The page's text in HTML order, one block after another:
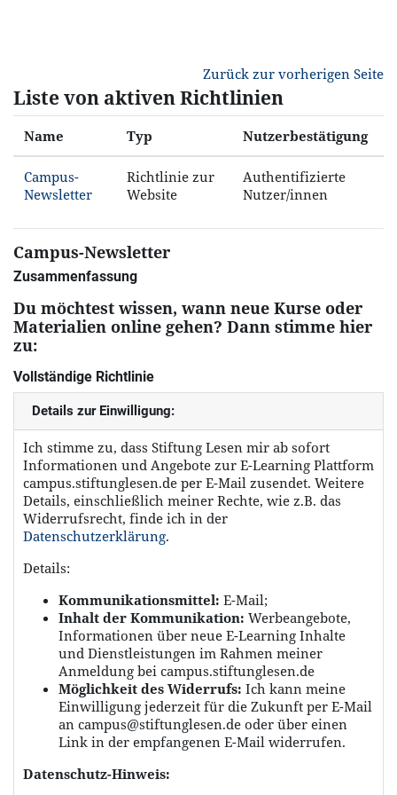
Zurück zur vorherigen Seite
Liste von aktiven Richtlinien
Name Typ Nutzerbestätigung
Campus-
Newsletter
Richtlinie zur
Website
Authentifizierte
Nutzer/innen
Campus-Newsletter
Zusammenfassung
Du möchtest wissen, wann neue Kurse oder
Materialien online gehen? Dann stimme hier
zu:
Vollständige Richtlinie
Details zur Einwilligung:
Ich stimme zu, dass Stiftung Lesen mir ab sofort
Informationen und Angebote zur E-Learning Plattform
campus.stiftunglesen.de per E-Mail zusendet. Weitere
Details, einschließlich meiner Rechte, wie z.B. das
Widerrufsrecht, finde ich in der
Datenschutzerklärung.
Details:
Kommunikationsmittel: E-Mail;
Inhalt der Kommunikation: Werbeangebote,
Informationen über neue E-Learning Inhalte
und Dienstleistungen im Rahmen meiner
Anmeldung bei campus.stiftunglesen.de
Möglichkeit des Widerrufs: Ich kann meine
Einwilligung jederzeit für die Zukunft per E-Mail
an campus@stiftunglesen.de oder über einen
Link in der empfangenen E-Mail widerrufen.
Datenschutz-Hinweis: